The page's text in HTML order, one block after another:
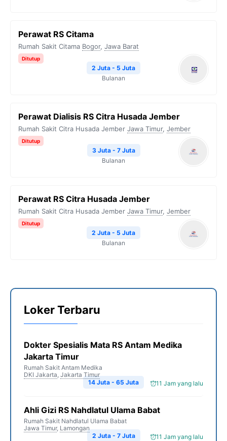
Perawat RS Citama
Rumah Sakit Citama Bogor, Jawa Barat
Ditutup
2 Juta - 5 Juta
Bulanan
Perawat Dialisis RS Citra Husada Jember
Rumah Sakit Citra Husada Jember Jawa Timur, Jember
Ditutup
3 Juta - 7 Juta
Bulanan
Perawat RS Citra Husada Jember
Rumah Sakit Citra Husada Jember Jawa Timur, Jember
Ditutup
2 Juta - 5 Juta
Bulanan
Loker Terbaru
Dokter Spesialis Mata RS Antam Medika
Jakarta Timur
Rumah Sakit Antam Medika
DKI Jakarta, Jakarta Timur
11 Jam yang lalu
14 Juta - 65 Juta
Ahli Gizi RS Nahdlatul Ulama Babat
Rumah Sakit Nahdlatul Ulama Babat
Jawa Timur, Lamongan
11 Jam yang lalu
2 Juta - 7 Juta